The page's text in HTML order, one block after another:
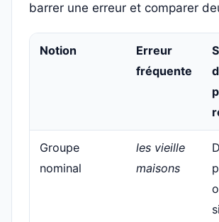
barrer une erreur et comparer
Notion
Erreur
fréquente
Groupe
nominal
les vieille
maisons